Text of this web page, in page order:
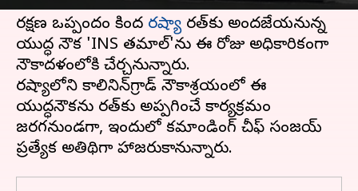
చేరనుంది.
రక్షణ ఒప్పందం కింద రష్యాభారత్‌కు అందజేయనున్న
యుద్ధ నౌక 'INS తమాల్'ను ఈ రోజు అధికారికంగా
నౌకాదళంలోకి చేర్చనున్నారు.
రష్యాలోని కాలినిన్‌గ్రాడ్‌ నౌకాశ్రయంలో ఈ
యుద్ధనౌకను భారత్‌కు అప్పగించే కార్యక్రమం
జరగనుండగా, ఇందులో కమాండింగ్ చీఫ్ సంజయ్